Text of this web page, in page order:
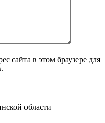
сайта в этом браузере для
области